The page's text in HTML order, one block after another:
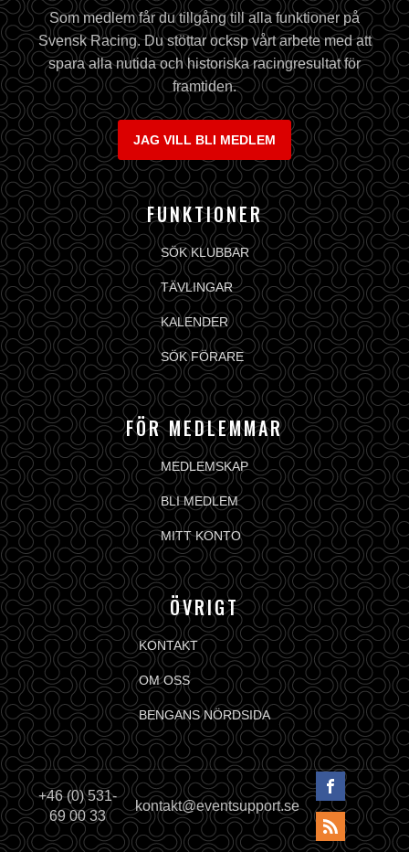
Som medlem får du tillgång till alla funktioner på
Svensk Racing. Du stöttar ocksp vårt arbete med att
spara alla nutida och historiska racingresultat för
framtiden.
JAG VILL BLI MEDLEM
FUNKTIONER
SÖK KLUBBAR
TÄVLINGAR
KALENDER
SÖK FÖRARE
FÖR MEDLEMMAR
MEDLEMSKAP
BLI MEDLEM
MITT KONTO
ÖVRIGT
KONTAKT
OM OSS
BENGANS NÖRDSIDA
+46 (0) 531-
69 00 33
kontakt@eventsupport.se